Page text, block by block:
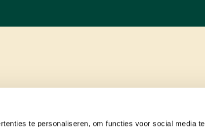
te personaliseren, om functies voor social media te